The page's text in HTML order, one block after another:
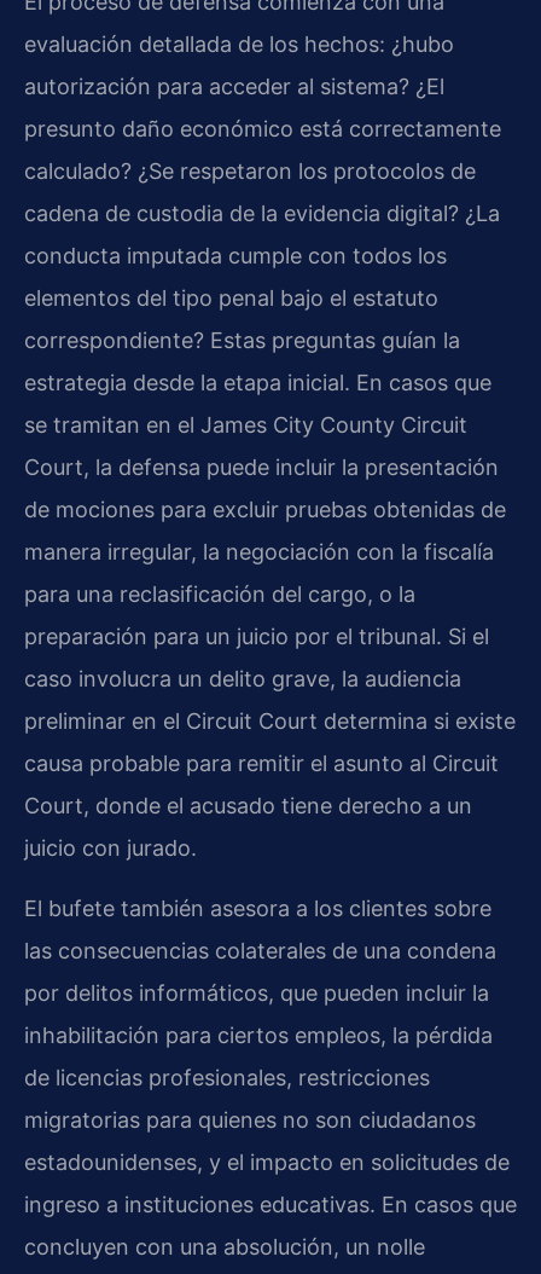
evaluación detallada de los hechos: ¿hubo
autorización para acceder al sistema? ¿El
presunto daño económico está correctamente
calculado? ¿Se respetaron los protocolos de
cadena de custodia de la evidencia digital? ¿La
conducta imputada cumple con todos los
elementos del tipo penal bajo el estatuto
correspondiente? Estas preguntas guían la
estrategia desde la etapa inicial. En casos que
se tramitan en el James City County Circuit
Court, la defensa puede incluir la presentación
de mociones para excluir pruebas obtenidas de
manera irregular, la negociación con la fiscalía
para una reclasificación del cargo, o la
preparación para un juicio por el tribunal. Si el
caso involucra un delito grave, la audiencia
preliminar en el Circuit Court determina si existe
causa probable para remitir el asunto al Circuit
Court, donde el acusado tiene derecho a un
juicio con jurado.
El bufete también asesora a los clientes sobre
las consecuencias colaterales de una condena
por delitos informáticos, que pueden incluir la
inhabilitación para ciertos empleos, la pérdida
de licencias profesionales, restricciones
migratorias para quienes no son ciudadanos
estadounidenses, y el impacto en solicitudes de
ingreso a instituciones educativas. En casos que
concluyen con una absolución, un nolle